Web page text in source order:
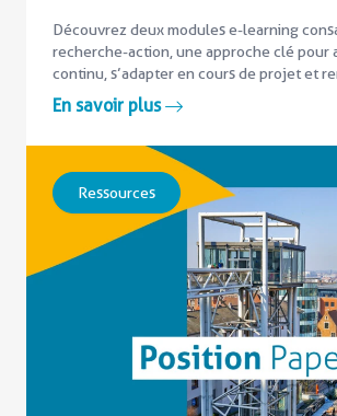
Découvrez deux modules e-learning
recherche-action, une approche clé pour
continu, s’adapter en cours de projet et
l’impact des actions en coopération
En savoir plus
Ressources